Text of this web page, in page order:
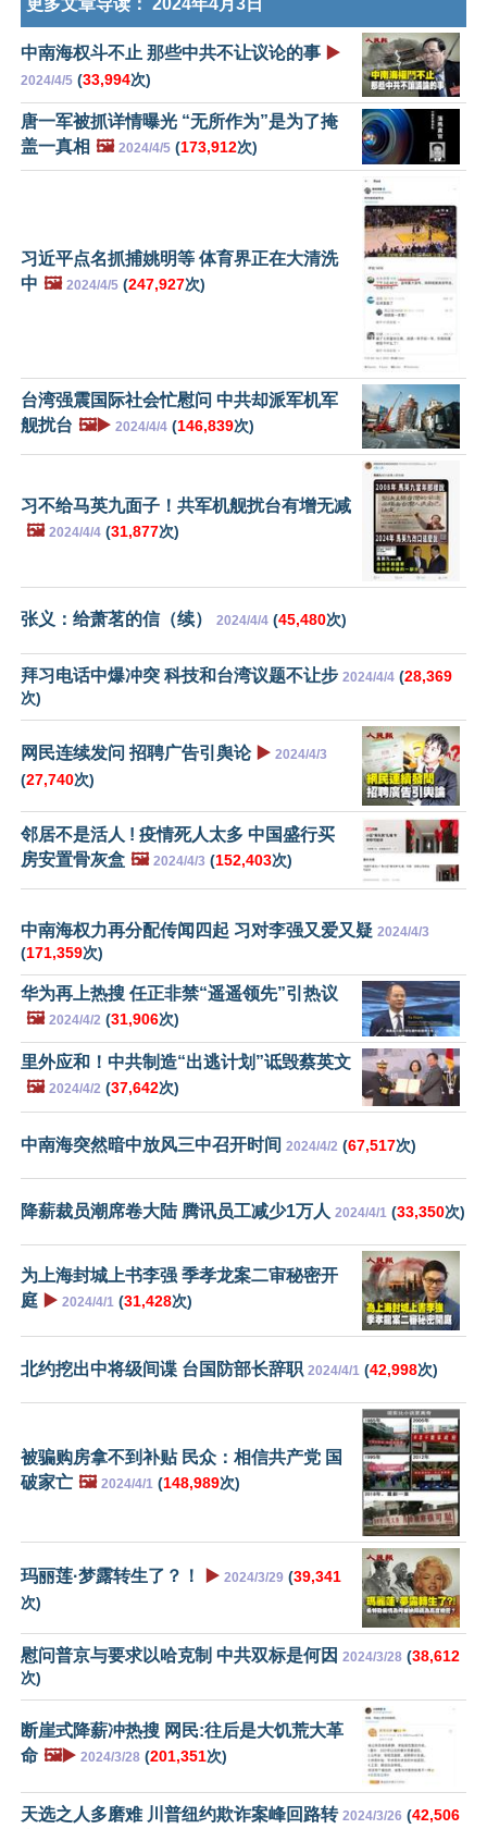
更多文章导读： 2024年4月3日
中南海权斗不止 那些中共不让议论的事 ▶️
2024/4/5 (33,994次)
唐一军被抓详情曝光 “无所作为”是为了掩
盖一真相 🖼️ 2024/4/5 (173,912次)
习近平点名抓捕姚明等 体育界正在大清洗
中 🖼️ 2024/4/5 (247,927次)
台湾强震国际社会忙慰问 中共却派军机军
舰扰台 🖼️▶️ 2024/4/4 (146,839次)
习不给马英九面子！共军机舰扰台有增无减
🖼️ 2024/4/4 (31,877次)
张义：给萧茗的信（续） 2024/4/4 (45,480次)
拜习电话中爆冲突 科技和台湾议题不让步 2024/4/4 (28,369
次)
网民连续发问 招聘广告引舆论 ▶️ 2024/4/3
(27,740次)
邻居不是活人 ! 疫情死人太多 中国盛行买
房安置骨灰盒 🖼️ 2024/4/3 (152,403次)
中南海权力再分配传闻四起 习对李强又爱又疑 2024/4/3
(171,359次)
华为再上热搜 任正非禁“遥遥领先”引热议
🖼️ 2024/4/2 (31,906次)
里外应和！中共制造“出逃计划”诋毁蔡英文
🖼️ 2024/4/2 (37,642次)
中南海突然暗中放风三中召开时间 2024/4/2 (67,517次)
降薪裁员潮席卷大陆 腾讯员工减少1万人 2024/4/1 (33,350次)
为上海封城上书李强 季孝龙案二审秘密开
庭 ▶️ 2024/4/1 (31,428次)
北约挖出中将级间谍 台国防部长辞职 2024/4/1 (42,998次)
被骗购房拿不到补贴 民众：相信共产党 国
破家亡 🖼️ 2024/4/1 (148,989次)
玛丽莲·梦露转生了？！ ▶️ 2024/3/29 (39,341
次)
慰问普京与要求以哈克制 中共双标是何因 2024/3/28 (38,612
次)
断崖式降薪冲热搜 网民:往后是大饥荒大革
命 🖼️▶️ 2024/3/28 (201,351次)
天选之人多磨难 川普纽约欺诈案峰回路转 2024/3/26 (42,506